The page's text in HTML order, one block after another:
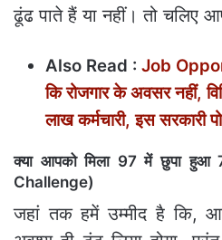
ढूंढ पाते हैं या नहीं। तो चलिए
Also Read : Job
कि रोजगार के अवसर नहीं,
लाख कर्मचारी, इस सरकारी
क्या आपको मिला 97 में छुपा
Challenge)
जहां तक हमें उम्मीद है कि,